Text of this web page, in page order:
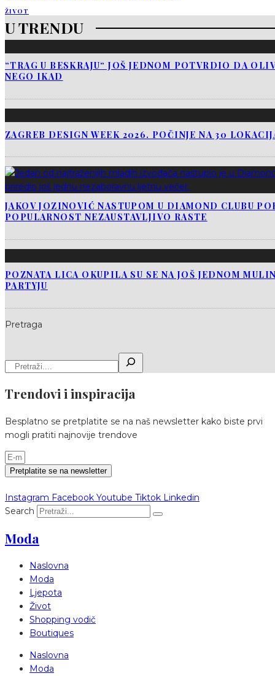
ŽIVOT
U TRENDU
“TRAG U BESKRAJU“ JOŠ JEDNOM POTVRDIO DA
NEGO IKAD
ZAGREB DESIGN WEEK 2026. POČINJE NA 30
JAKOV JOZINOVIĆ NASTUPOM U DIAMOND CLUBU
POPULARNOST NEZAUSTAVLJIVO RASTE
POZNATA LICA OKUPILA SU SE NA JOŠ JEDNOM
PARTYJU
Pretraga
Trendovi i inspiracija
Besplatno se pretplatite se na naš newsletter kako biste prvi
mogli pratiti najnovije trendove
Pretplatite se na newsletter
Instagram Facebook Youtube Tiktok Linkedin
Search
Moda
Naslovna
Moda
Ljepota
Život
Shopping vodič
Boutiques
Naslovna
Moda